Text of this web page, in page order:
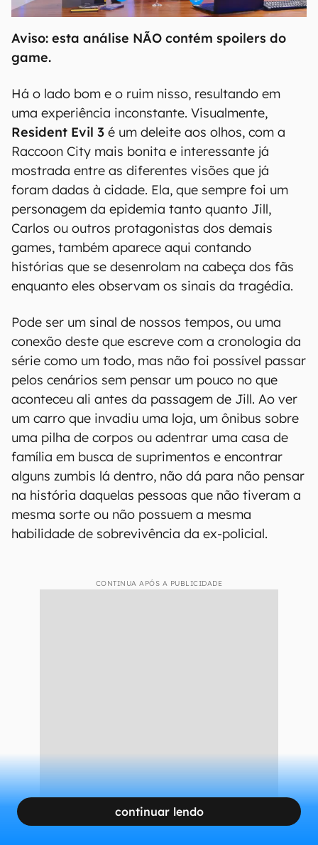
Aviso: esta análise NÃO contém spoilers do
game.
Há o lado bom e o ruim nisso, resultando em
uma experiência inconstante. Visualmente,
Resident Evil 3 é um deleite aos olhos, com a
Raccoon City mais bonita e interessante já
mostrada entre as diferentes visões que já
foram dadas à cidade. Ela, que sempre foi um
personagem da epidemia tanto quanto Jill,
Carlos ou outros protagonistas dos demais
games, também aparece aqui contando
histórias que se desenrolam na cabeça dos fãs
enquanto eles observam os sinais da tragédia.
Pode ser um sinal de nossos tempos, ou uma
conexão deste que escreve com a cronologia da
série como um todo, mas não foi possível passar
pelos cenários sem pensar um pouco no que
aconteceu ali antes da passagem de Jill. Ao ver
um carro que invadiu uma loja, um ônibus sobre
uma pilha de corpos ou adentrar uma casa de
família em busca de suprimentos e encontrar
alguns zumbis lá dentro, não dá para não pensar
na história daquelas pessoas que não tiveram a
mesma sorte ou não possuem a mesma
habilidade de sobrevivência da ex-policial.
CONTINUA APÓS A PUBLICIDADE
continuar lendo